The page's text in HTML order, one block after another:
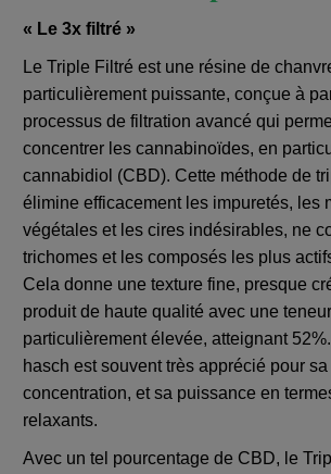
« Le 3x filtré »
Le Triple Filtré est une résine de
particulièrement puissante, conçue à
processus de filtration avancé qui
concentrer les cannabinoïdes, en
cannabidiol (CBD). Cette méthode de
élimine efficacement les impuretés, les
végétales et les cires indésirables, ne
trichomes et les composés les plus
Cela donne une texture fine, presque
produit de haute qualité avec une
particulièrement élevée, atteignant
hasch est souvent très apprécié pour
concentration, et sa puissance en
relaxants.
Avec un tel pourcentage de CBD, le